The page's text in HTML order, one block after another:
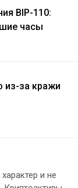
BIP-110:
часы
из-за кражи
и не